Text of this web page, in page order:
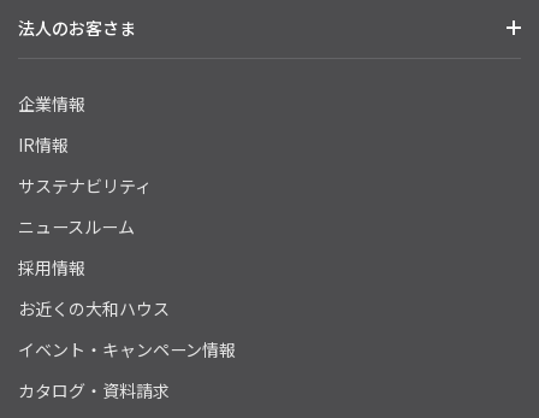
法人のお客さま
企業情報
IR情報
サステナビリティ
ニュースルーム
採用情報
お近くの大和ハウス
イベント・キャンペーン情報
カタログ・資料請求